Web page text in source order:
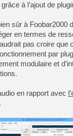
à l’ajout de
sûr à Foobar2000
en termes de
pas croire que
par
modulaire et
en rapport avec